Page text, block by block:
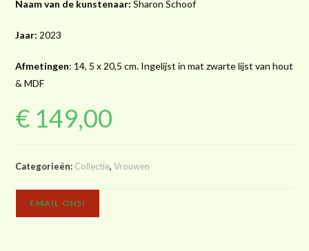
Naam van de kunstenaar: Sharon Schoof
Jaar: 2023
Afmetingen: 14, 5 x 20,5 cm. Ingelijst in mat zwarte lijst van hout
& MDF
€ 149,00
Categorieën: Collectie,Vrouwen
EMAIL ONS!